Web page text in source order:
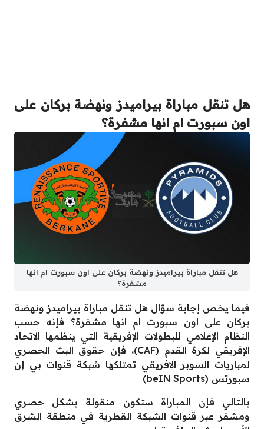
هل تنقل مباراة بيراميدز ونهضة بركان على
اون سبورت ام انها مشفرة؟
هل تنقل مباراة بيراميدز ونهضة بركان على اون سبورت ام انها
مشفرة؟
فيما يخص إجابة سؤال هل تنقل مباراة بيراميدز ونهضة
بركان على اون سبورت ام انها مشفرة؟ فإنه حسب
النظام الإعلامي للبطولات الإفريقية التي ينظمها الاتحاد
الإفريقي لكرة القدم (CAF)، فإن حقوق البث الحصري
لمباريات السوبر الافريقي تمتلكها شبكة قنوات بي إن
سبورتس (beIN Sports)
بالتالي فإن المباراة ستكون منقولة بشكل حصري
ومشفر عبر قنوات الشبكة القطرية في منطقة الشرق